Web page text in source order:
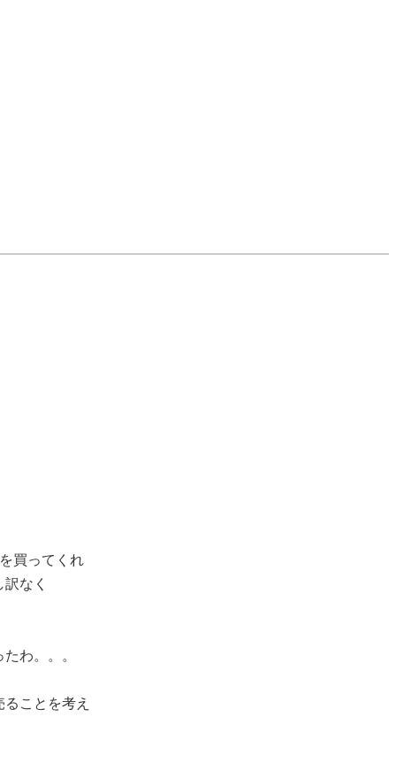
買ってくれ
なく
わ。。。
ことを考え